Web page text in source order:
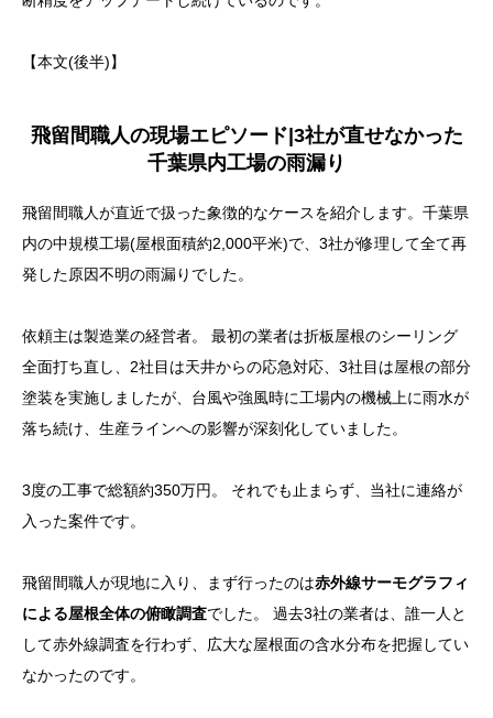
【本文(後半)】
飛留間職人の現場エピソード|3社が直せなかった
千葉県内工場の雨漏り
飛留間職人が直近で扱った象徴的なケースを紹介します。千葉県
内の中規模工場(屋根面積約2,000平米)で、3社が修理して全て再
発した原因不明の雨漏りでした。
依頼主は製造業の経営者。 最初の業者は折板屋根のシーリング
全面打ち直し、2社目は天井からの応急対応、3社目は屋根の部分
塗装を実施しましたが、台風や強風時に工場内の機械上に雨水が
落ち続け、生産ラインへの影響が深刻化していました。
3度の工事で総額約350万円。 それでも止まらず、当社に連絡が
入った案件です。
飛留間職人が現地に入り、まず行ったのは赤外線サーモグラフィ
による屋根全体の俯瞰調査でした。 過去3社の業者は、誰一人と
して赤外線調査を行わず、広大な屋根面の含水分布を把握してい
なかったのです。
再発しない雨漏り修理とは何か
まとめ|千葉の非住宅雨漏りは原因特定で全てが決まる
Q1. 工場の雨漏り修理は操業を止める必要がありま
すか
Q4. 火災保険は工場・倉庫の雨漏りにも使えますか